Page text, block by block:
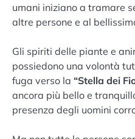
umani iniziano a tramare
altre persone e al
Gli spiriti delle piante e
possiedono una volontà
fuga verso la “Stella dei
ancora più bello e
presenza degli uomini